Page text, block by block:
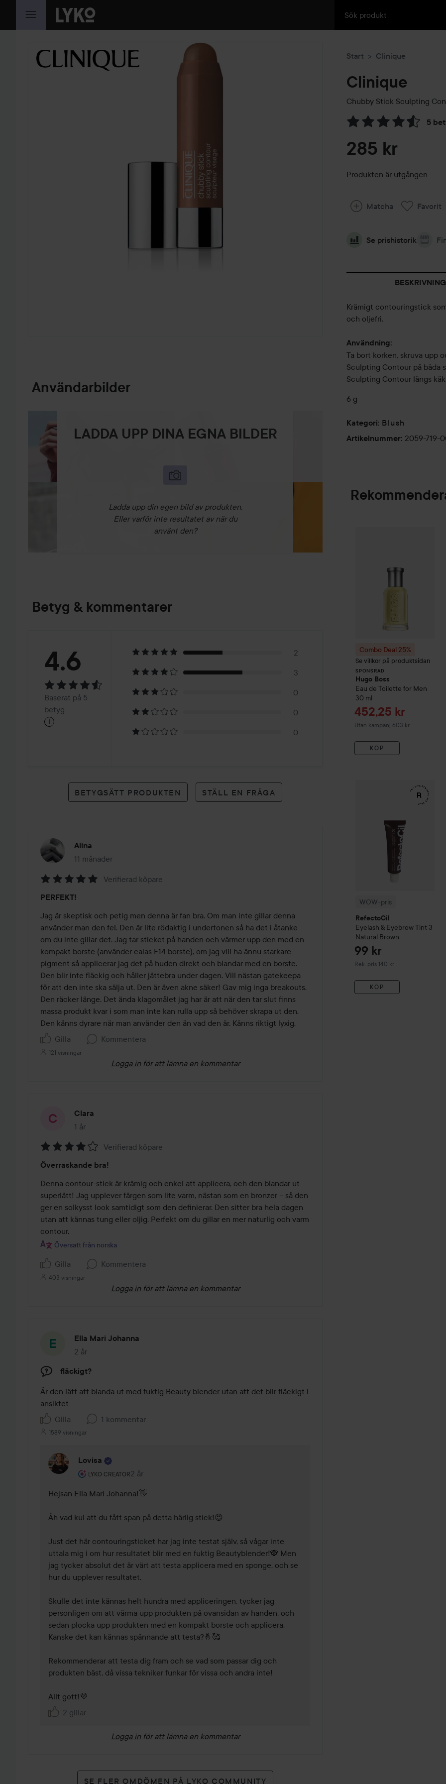
HOPPA TILL INNEHÅLLET
Användarbilder
LADDA UPP DINA EGNA BILDER
Ladda upp din egen bild av produkten.
Eller varför inte resultatet av när du
använt den?
Betyg & kommentarer
Betyg:
4.6Baserat
på
betyg
4.6
Baserat på 5
betyg
i
2
3
0
0
0
BETYGSÄTT PRODUKTEN STÄLL EN FRÅGA
Alina
11 månader
Inlägget skapades 11 månader
5
av
5
Verifierad köpare
PERFEKT!
Jag är skeptisk och petig men denna är fan bra. Om man inte gillar denna
använder man den fel. Den är lite rödaktig i undertonen så ha det i åtanke
om du inte gillar det. Jag tar sticket på handen och värmer upp den med en
kompakt borste (använder caias F14 borste), om jag vill ha ännu starkare
pigment så applicerar jag det på huden direkt och blandar med en borste.
Den blir inte fläckig och håller jättebra under dagen. Vill nästan gatekeepa
för att den inte ska sälja ut. Den är även akne säker! Gav mig inga breakouts.
Den räcker länge. Det ända klagomålet jag har är att när den tar slut finns
massa produkt kvar i som man inte kan rulla upp så behöver skrapa ut den.
Den känns dyrare när man använder den än vad den är. Känns riktigt lyxig.
Gilla
Kommentera
121 visningar
Logga in för att lämna en kommentar
Clara
1 år
Inlägget skapades 1 år
4
av
5
Verifierad köpare
Överraskande bra!
Denna contour-stick är krämig och enkel att applicera, och den blandar ut
superlätt! Jag upplever färgen som lite varm, nästan som en bronzer – så den
ger en solkysst look samtidigt som den definierar. Den sitter bra hela dagen
utan att kännas tung eller oljig. Perfekt om du gillar en mer naturlig och varm
contour.
Översatt från norska
Gilla Kommentera
403 visningar
Logga in för att lämna en kommentar
Ella Mari Johanna
2 år
Inlägget skapades 2 år
fläckigt?
Är den lätt att blanda ut med fuktig Beauty blender utan att det blir fläckigt i
ansiktet
Gilla
1 kommentar
1589 visningar
Lovisa
LYKO CREATOR
Användarens roll: Lyko Creator.
2 år
Kommentaren lades 2 år
Hejsan Ella Mari Johanna!👋
Åh vad kul att du fått span på detta härlig stick!😍
Just det här contouringsticket har jag inte testat själv, så vågar inte
uttala mig i om hur resultatet blir med en fuktig Beautyblender!🙈 Men
jag tycker absolut det är värt att testa applicera med en sponge, och se
hur du upplever resultatet.
Skulle det inte kännas helt hundra med appliceringen, tycker jag
personligen om att värma upp produkten på ovansidan av handen, och
sedan plocka upp produkten med en kompakt borste och applicera.
Kanske det kan kännas spännande att testa?🤞🥰
Rekommenderar att testa dig fram och se vad som passar dig och
produkten bäst, då vissa tekniker funkar för vissa och andra inte!
Allt gott!💜
2 gillar
Logga in för att lämna en kommentar
SE FLER OMDÖMEN PÅ LYKO COMMUNITY
Start Clinique
Clinique
Chubby Stick Sculpting
5
Hoppa till Betyg &
285 kr
Produkten är utgången
Matcha Favorit
Se prishistorik
BESKRIVNING
Krämigt contouringstick
och oljefri.
Användning:
Ta bort korken, skruva upp
Sculpting Contour på båda
Sculpting Contour längs
6 g
Kategori: Blush
Artikelnummer: 2059-719-
Combo Deal 25%
Se villkor på produktsidan
SPONSRAD
Hugo Boss
Eau de Toilette for Men
30 ml
Reapris
452,25 kr
Utan kampanj 603 kr
KÖP
WOW-pris
RefectoCil
Eyelash & Eyebrow Tint 3
Natural Brown
99 kr
Rek. pris 140 kr
Rekommenderat pris 140 kr
KÖP
RefectoCil